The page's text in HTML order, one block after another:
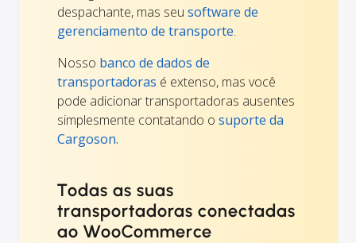
despachante, mas seu software de
gerenciamento de transporte.
Nosso banco de dados de
transportadoras é extenso, mas você
pode adicionar transportadoras ausentes
simplesmente contatando o suporte da
Cargoson.
Todas as suas
transportadoras conectadas
ao WooCommerce